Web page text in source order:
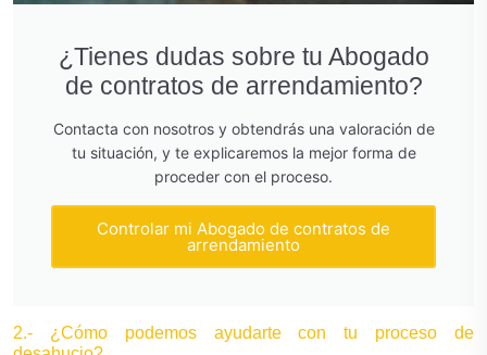
¿Tienes dudas sobre tu Abogado
de contratos de arrendamiento?
Contacta con nosotros y obtendrás una valoración de
tu situación, y te explicaremos la mejor forma de
proceder con el proceso.
Controlar mi Abogado de contratos de
arrendamiento
2.- ¿Cómo podemos ayudarte con tu proceso de